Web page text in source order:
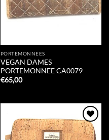
PORTEMONNEES
VEGAN DAMES
PORTEMONNEE CA0079
€65,00
Add to
Wishlist